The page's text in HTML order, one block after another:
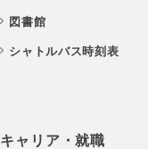
図書館
シャトルバス時刻表
キャリア・就職